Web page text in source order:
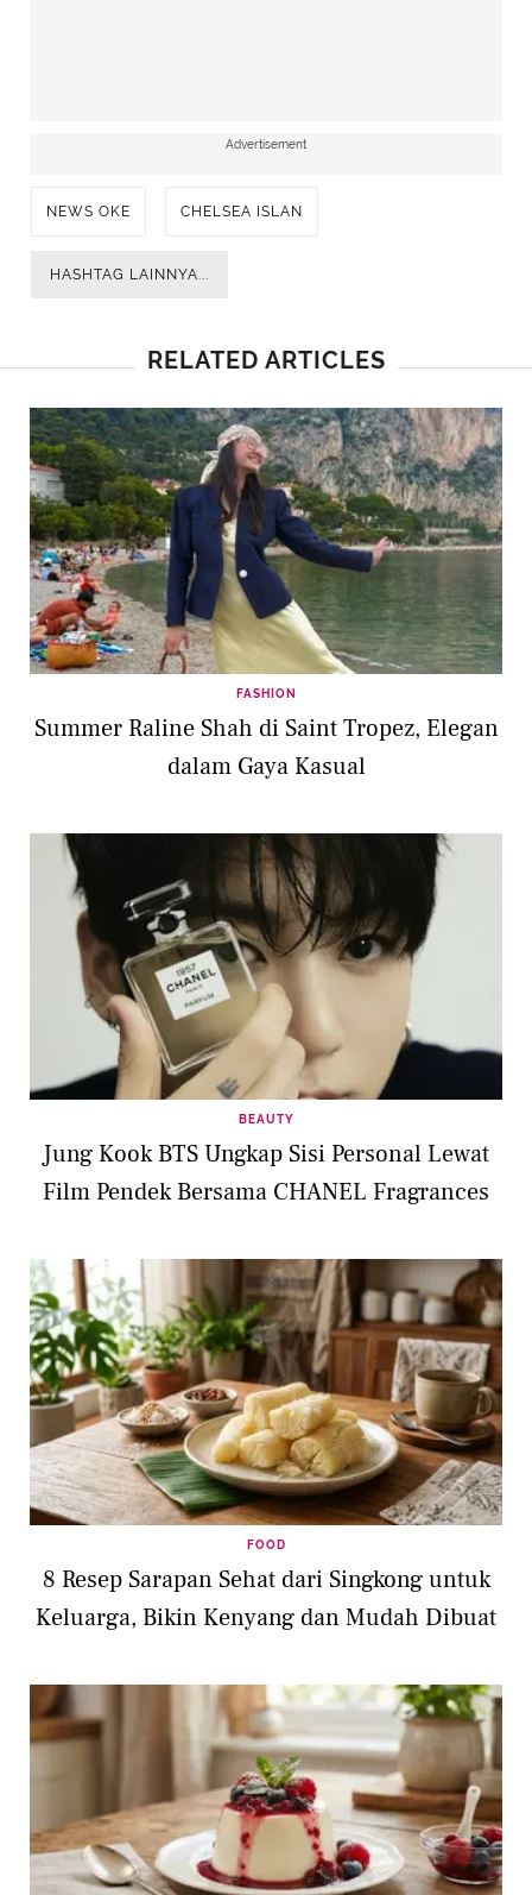
Advertisement
NEWS OKE CHELSEA ISLAN
HASHTAG LAINNYA...
RELATED ARTICLES
FASHION
Summer Raline Shah di Saint Tropez, Elegan
dalam Gaya Kasual
BEAUTY
Jung Kook BTS Ungkap Sisi Personal Lewat
Film Pendek Bersama CHANEL Fragrances
FOOD
8 Resep Sarapan Sehat dari Singkong untuk
Keluarga, Bikin Kenyang dan Mudah Dibuat